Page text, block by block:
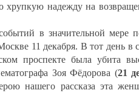
хрупкую надежду на
в значительной мере
11 декабря. В тот день в
проспекте была убита
Зоя Фёдорова (21
нашего рассказа эта